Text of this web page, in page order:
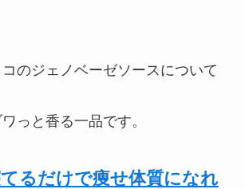
のジェノベーゼソースについて
っと香る一品です。
てるだけで痩せ体質になれ